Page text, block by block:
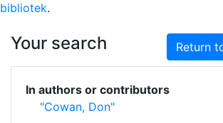
bibliotek.
Your search Return
In authors or contributors
"Cowan, Don"